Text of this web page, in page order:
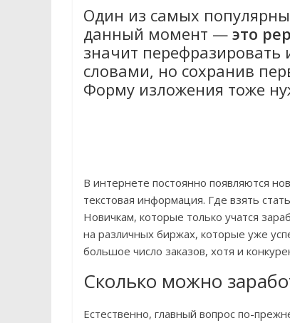
Один из самых
данный момент — это
значит
словами, но сохранив
Форму изложения тоже
В интернете постоянно появляются
текстовая информация. Где взять
Новичкам, которые только учатся
на различных биржах, которые уже
большое число заказов, хотя и
Сколько можно
Естественно, главный вопрос по-